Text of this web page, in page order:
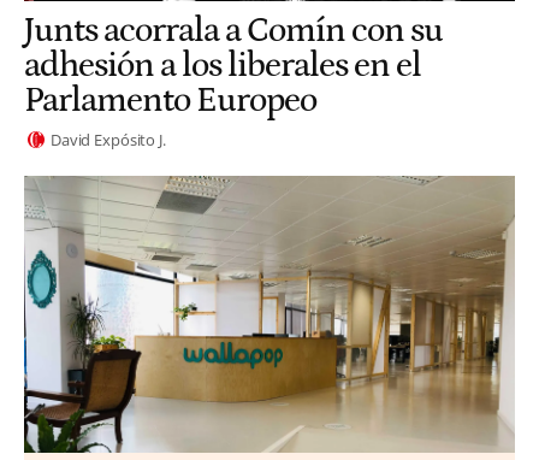
Junts acorrala a Comín con su
adhesión a los liberales en el
Parlamento Europeo
David Expósito J.